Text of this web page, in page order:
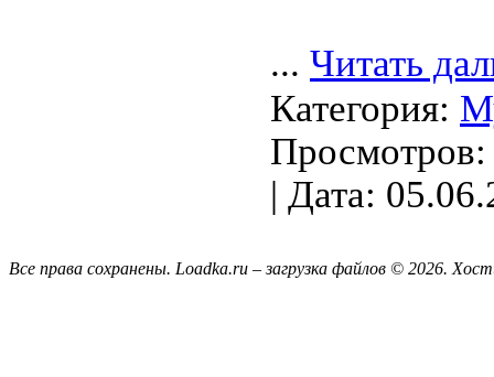
... Читать
Категория:
| Дата:
Все права сохранены. Loadka.ru – загрузка файлов © 2026.